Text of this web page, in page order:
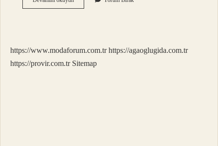
Mücvere
https://www.modaforum.com.tr https://agaoglugida.com.tr
https://provir.com.tr Sitemap